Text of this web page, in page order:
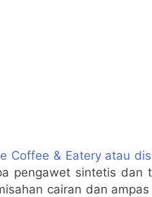
Coffee & Eatery atau
pengawet sintetis dan
cairan dan ampas